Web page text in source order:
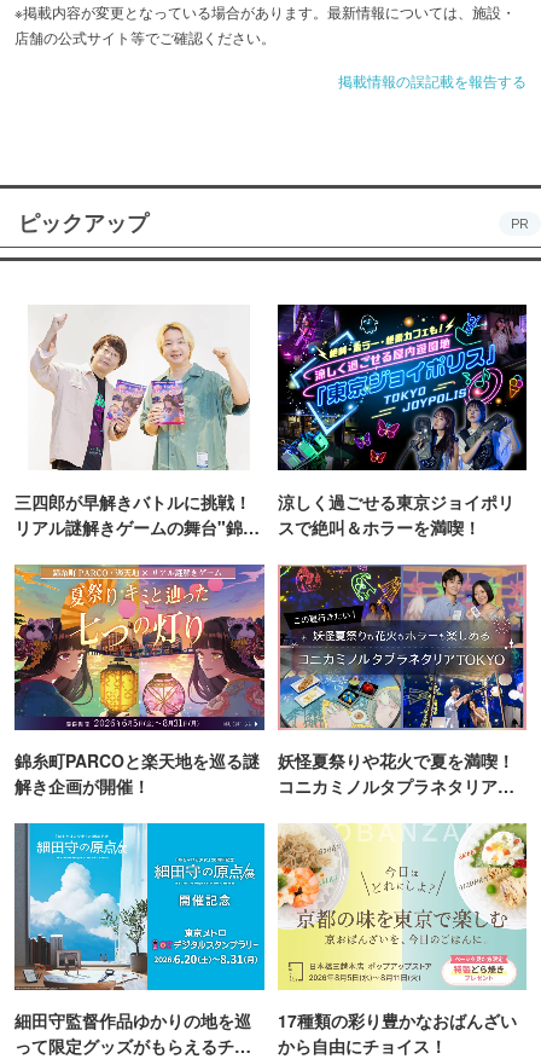
※掲載内容が変更となっている場合があります。最新情報については、施設・
店舗の公式サイト等でご確認ください。
掲載情報の誤記載を報告する
ピックアップ PR
三四郎が早解きバトルに挑戦！
リアル謎解きゲームの舞台"錦糸
涼しく過ごせる東京ジョイポリ
スで絶叫＆ホラーを満喫！
錦糸町PARCOと楽天地を巡る謎
解き企画が開催！
妖怪夏祭りや花火で夏を満喫！
コニカミノルタプラネタリア
細田守監督作品ゆかりの地を巡
って限定グッズがもらえるチャ
17種類の彩り豊かなおばんざい
から自由にチョイス！